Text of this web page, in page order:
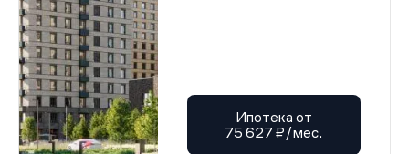
Ипотека от
75 627 ₽/мес.